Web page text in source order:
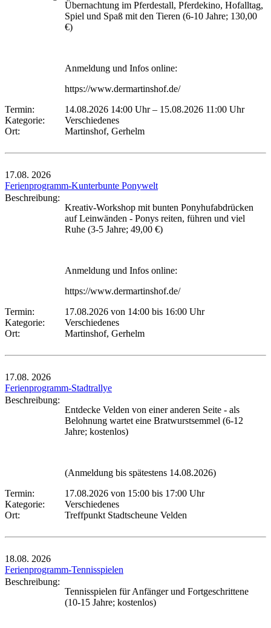
Übernachtung im Pferdestall, Pferdekino, Hofalltag,
Spiel und Spaß mit den Tieren (6-10 Jahre; 130,00
€)
Anmeldung und Infos online:
https://www.dermartinshof.de/
Termin:
14.08.2026 14:00 Uhr– 15.08.2026 11:00 Uhr
Kategorie:
Verschiedenes
Ort:
Martinshof, Gerhelm
17.08. 2026
Ferienprogramm-Kunterbunte Ponywelt
Beschreibung:
Kreativ-Workshop mit bunten Ponyhufabdrücken
auf Leinwänden - Ponys reiten, führen und viel
Ruhe (3-5 Jahre; 49,00 €)
Anmeldung und Infos online:
https://www.dermartinshof.de/
Termin:
17.08.2026 von 14:00 bis 16:00 Uhr
Kategorie:
Verschiedenes
Ort:
Martinshof, Gerhelm
17.08. 2026
Ferienprogramm-Stadtrallye
Beschreibung:
Entdecke Velden von einer anderen Seite - als
Belohnung wartet eine Bratwurstsemmel (6-12
Jahre; kostenlos)
(Anmeldung bis spätestens 14.08.2026)
Termin:
17.08.2026 von 15:00 bis 17:00 Uhr
Kategorie:
Verschiedenes
Ort:
Treffpunkt Stadtscheune Velden
18.08. 2026
Ferienprogramm-Tennisspielen
Beschreibung:
Tennisspielen für Anfänger und Fortgeschrittene
(10-15 Jahre; kostenlos)